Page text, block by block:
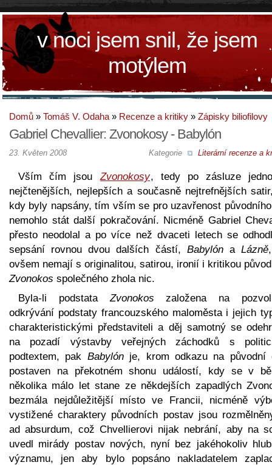
v noci jsem snil, že jsem
motýlem
Domů » Tomáš V. Odaha » Recenze a kritiky » Zápisky biliofilovy
Gabriel Chevallier: Zvonokosy - Babylón
Kategorie Literární recenze a
23. Květen 2008
Vším čím jsou Zvonokosy, tedy po zásluze
nejčtenějších, nejlepších a současně nejtrefnějších
kdy byly napsány, tím vším se pro uzavřenost
nemohlo stát další pokračování. Nicméně Gabriel
přesto neodolal a po více než dvaceti letech se
sepsání rovnou dvou dalších částí, Babylóna Lázně
ovšem nemají s originalitou, satirou, ironií i kritikou
Zvonokos společného zhola nic.
Byla-li podstata Zvonokos založena na
odkrývání podstaty francouzského maloměsta i jejich
charakteristickými představiteli a děj samotný se
na pozadí výstavby veřejných záchodků s
podtextem, pak Babylónje, krom odkazu na původní
postaven na překotném shonu událostí, kdy se v
několika málo let stane ze někdejších zapadlých
bezmála nejdůležitější místo ve Francii, nicméně
vystižené charaktery původních postav jsou
ad absurdum, což Chvellierovi nijak nebrání, aby na
uvedl mirády postav nových, nyní bez jakéhokoliv
významu, jen aby bylo popsáno nakladatelem